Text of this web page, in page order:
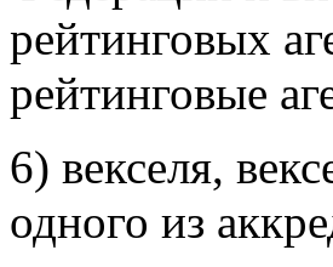
рейтинговых
рейтинговые
6) векселя,
одного из